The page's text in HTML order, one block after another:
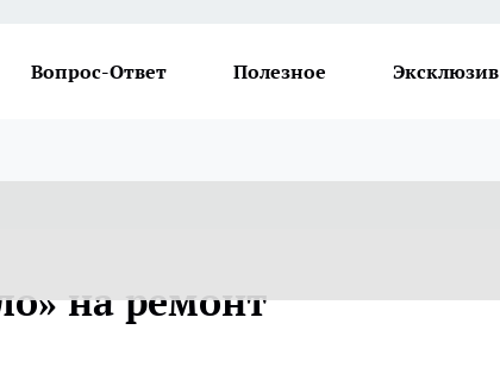
Вопрос-Ответ Полезное Эксклюзив
на ремонт